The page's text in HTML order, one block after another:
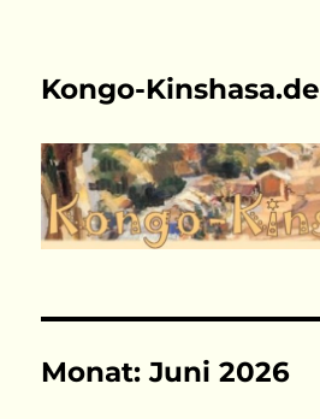
Kongo-Kinshasa.de
Monat:Juni 2026